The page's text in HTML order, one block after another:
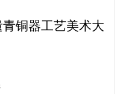
铜器工艺美术大